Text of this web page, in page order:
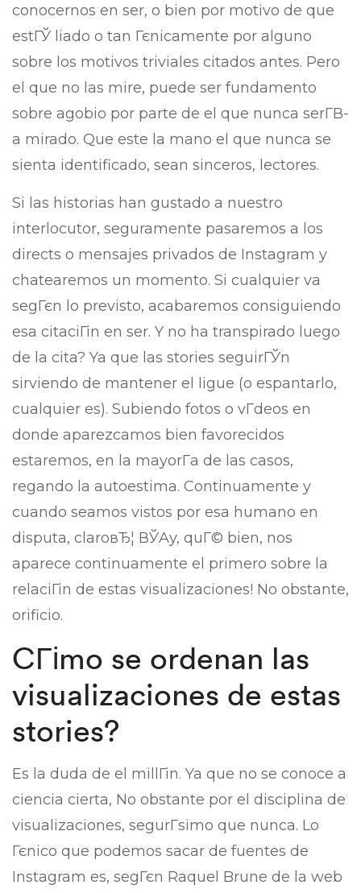
conocernos en ser, o bien por motivo de que
estГЎ liado o tan Гєnicamente por alguno
sobre los motivos triviales citados antes. Pero
el que no las mire, puede ser fundamento
sobre agobio por parte de el que nunca serГ­В­
a mirado. Que este la mano el que nunca se
sienta identificado, sean sinceros, lectores.
Si las historias han gustado a nuestro
interlocutor, seguramente pasaremos a los
directs o mensajes privados de Instagram y
chatearemos un momento. Si cualquier va
segГєn lo previsto, acabaremos consiguiendo
esa citaciГіn en ser. Y no ha transpirado luego
de la cita? Ya que las stories seguirГЎn
sirviendo de mantener el ligue (o espantarlo,
cualquier es). Subiendo fotos o vГ­deos en
donde aparezcamos bien favorecidos
estaremos, en la mayorГ­a de las casos,
regando la autoestima. Continuamente y
cuando seamos vistos por esa humano en
disputa, claroвЂ¦ ВЎAy, quГ© bien, nos
aparece continuamente el primero sobre la
relaciГіn de estas visualizaciones! No obstante,
orificio.
CГіmo se ordenan las
visualizaciones de estas
stories?
Es la duda de el millГіn. Ya que no se conoce a
ciencia cierta, No obstante por el disciplina de
visualizaciones, segurГ­simo que nunca. Lo
Гєnico que podemos sacar de fuentes de
Instagram es, segГєn Raquel Brune de la web